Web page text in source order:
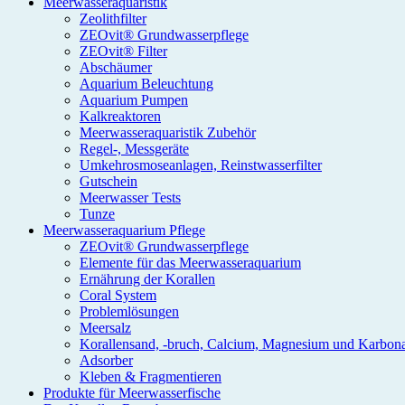
Zeolithfilter
ZEOvit® Grundwasserpflege
ZEOvit® Filter
Abschäumer
Aquarium Beleuchtung
Aquarium Pumpen
Kalkreaktoren
Meerwasseraquaristik Zubehör
Regel-, Messgeräte
Umkehrosmoseanlagen, Reinstwasserfilter
Gutschein
Meerwasser Tests
Tunze
Meerwasseraquarium Pflege
ZEOvit® Grundwasserpflege
Elemente für das Meerwasseraquarium
Ernährung der Korallen
Coral System
Problemlösungen
Meersalz
Korallensand, -bruch, Calcium, Magnesium und
Adsorber
Kleben & Fragmentieren
Produkte für Meerwasserfische